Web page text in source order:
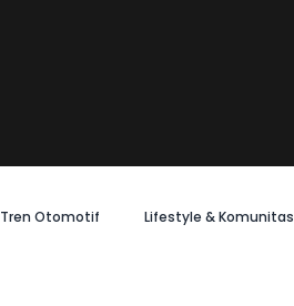
Tren Otomotif Lifestyle & Komunitas